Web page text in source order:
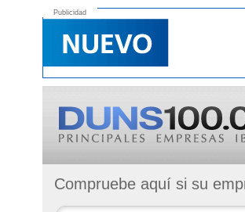
Publicidad
Compruebe aquí si su